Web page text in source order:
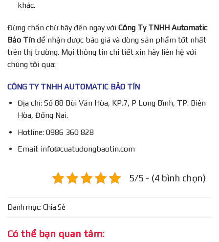
khác.
Đừng chần chừ hãy đến ngay với Công Ty TNHH Automatic
Bảo Tín để nhận được báo giá và dòng sản phẩm tốt nhất
trên thị trường. Mọi thông tin chi tiết xin hãy liên hệ với
chúng tôi qua:
CÔNG TY TNHH AUTOMATIC BẢO TÍN
Địa chỉ: Số 88 Bùi Văn Hòa, KP.7, P Long Bình, TP. Biên
Hòa, Đồng Nai.
Hotline: 0986 360 828
Email: info@cuatudongbaotin.com
5/5 - (4 bình chọn)
Danh mục: Chia Sẻ
Có thể bạn quan tâm: